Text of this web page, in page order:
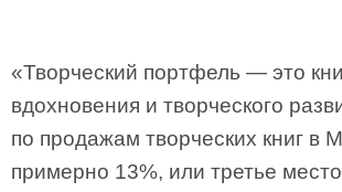
«Творческий портфель — это
вдохновения и творческого
по продажам творческих книг
примерно 13%, или третье